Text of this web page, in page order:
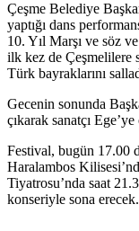
Çeşme Belediye
yaptığı dans
10. Yıl Marşı ve söz
ilk kez de Çeşmelilere
Türk bayraklarını
Gecenin sonunda
çıkarak sanatçı
Festival, bugün 17.00
Haralambos
Tiyatrosu’nda saat
konseriyle sona erecek.